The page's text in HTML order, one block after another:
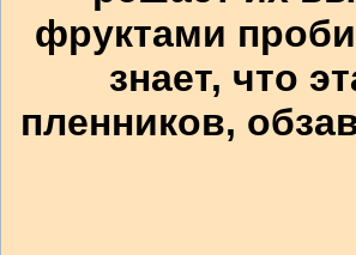
фруктами
знает, что
пленников,